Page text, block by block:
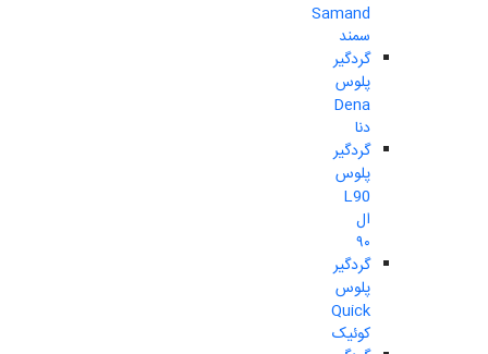
Samand
سمند
گردگیر
پلوس
Dena
دنا
گردگیر
پلوس
L90
ال
۹۰
گردگیر
پلوس
Quick
کوئیک